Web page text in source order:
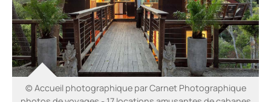
© Accueil photographique par Carnet Photographique